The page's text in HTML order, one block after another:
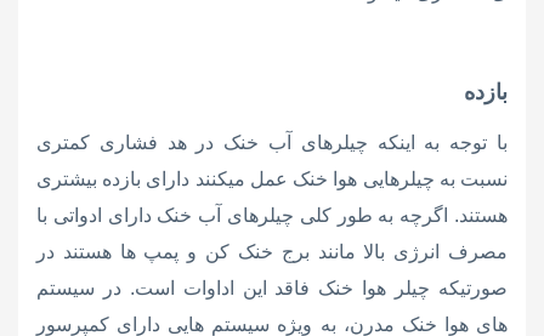
بازده
با توجه به اینکه چیلرهای آب خنک در هد فشاری کمتری
نسبت به چیلرهایی هوا خنک عمل میکنند دارای بازده بیشتری
هستند. اگرچه به طور کلی چیلرهای آب خنک دارای ادواتی با
مصرف انرژی بالا مانند برج خنک کن و پمپ ها هستند در
صورتیکه چیلر هوا خنک فاقد این اداوات است. در سیستم
های هوا خنک مدرن، به ویژه سیستم هایی دارای کمپرسور